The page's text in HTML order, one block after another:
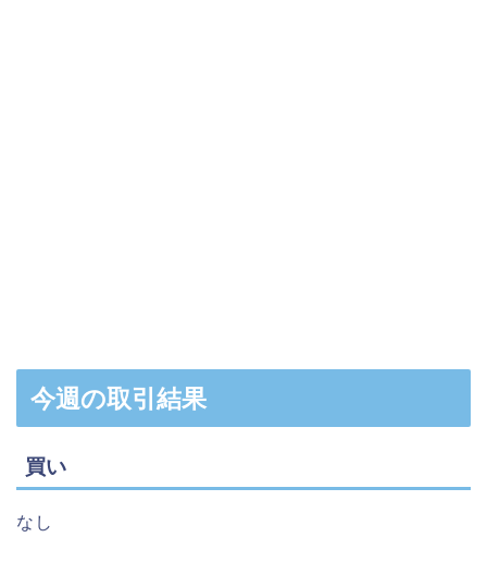
今週の取引結果
買い
なし